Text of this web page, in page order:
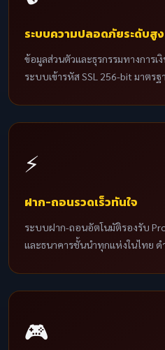
ระบบความปลอดภัยระดับสูง
ข้อมูลส่วนตัวและธุรกรรมทางการ
ระบบเข้ารหัส SSL 256-bit มาตร
⚡
ฝาก-ถอนรวดเร็วทันใจ
ระบบฝาก-ถอนอัตโนมัติรองรับ
และธนาคารชั้นนำทุกแห่งในไทย ด
🎮